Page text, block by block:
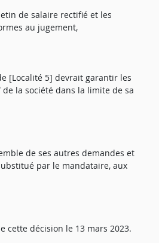
de salaire rectifié et les
au jugement,
[Localité 5] devrait garantir les
la société dans la limite de sa
de ses autres demandes et
par le mandataire, aux
cette décision le 13 mars 2023.